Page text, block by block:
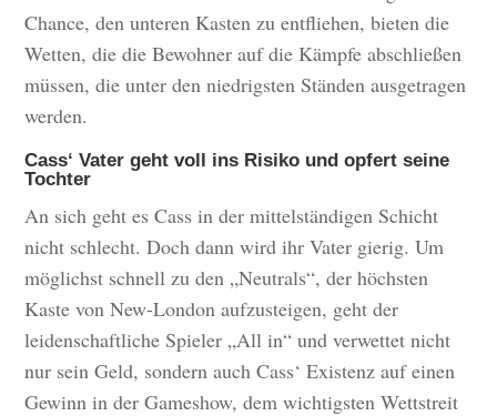
Chance, den unteren Kasten zu entfliehen, bieten die
Wetten, die die Bewohner auf die Kämpfe abschließen
müssen, die unter den niedrigsten Ständen ausgetragen
werden.
Cass‘ Vater geht voll ins Risiko und opfert seine
Tochter
An sich geht es Cass in der mittelständigen Schicht
nicht schlecht. Doch dann wird ihr Vater gierig. Um
möglichst schnell zu den „Neutrals“, der höchsten
Kaste von New-London aufzusteigen, geht der
leidenschaftliche Spieler „All in“ und verwettet nicht
nur sein Geld, sondern auch Cass‘ Existenz auf einen
Gewinn in der Gameshow, dem wichtigsten Wettstreit